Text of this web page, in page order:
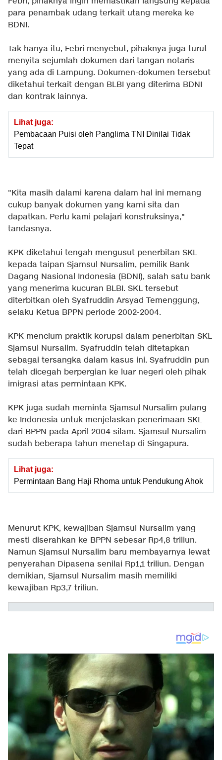
para penambak udang terkait utang mereka ke
BDNI.
Tak hanya itu, Febri menyebut, pihaknya juga turut
menyita sejumlah dokumen dari tangan notaris
yang ada di Lampung. Dokumen-dokumen tersebut
diketahui terkait dengan BLBI yang diterima BDNI
dan kontrak lainnya.
Lihat juga:
Pembacaan Puisi oleh Panglima TNI Dinilai Tidak
Tepat
"Kita masih dalami karena dalam hal ini memang
cukup banyak dokumen yang kami sita dan
dapatkan. Perlu kami pelajari konstruksinya,"
tandasnya.
KPK diketahui tengah mengusut penerbitan SKL
kepada taipan Sjamsul Nursalim, pemilik Bank
Dagang Nasional Indonesia (BDNI), salah satu bank
yang menerima kucuran BLBI. SKL tersebut
diterbitkan oleh Syafruddin Arsyad Temenggung,
selaku Ketua BPPN periode 2002-2004.
KPK mencium praktik korupsi dalam penerbitan SKL
Sjamsul Nursalim. Syafruddin telah ditetapkan
sebagai tersangka dalam kasus ini. Syafruddin pun
telah dicegah berpergian ke luar negeri oleh pihak
imigrasi atas permintaan KPK.
KPK juga sudah meminta Sjamsul Nursalim pulang
ke Indonesia untuk menjelaskan penerimaan SKL
dari BPPN pada April 2004 silam. Sjamsul Nursalim
sudah beberapa tahun menetap di Singapura.
Lihat juga:
Permintaan Bang Haji Rhoma untuk Pendukung Ahok
Menurut KPK, kewajiban Sjamsul Nursalim yang
mesti diserahkan ke BPPN sebesar Rp4,8 triliun.
Namun Sjamsul Nursalim baru membayarnya lewat
penyerahan Dipasena senilai Rp1,1 triliun. Dengan
demikian, Sjamsul Nursalim masih memiliki
kewajiban Rp3,7 triliun.